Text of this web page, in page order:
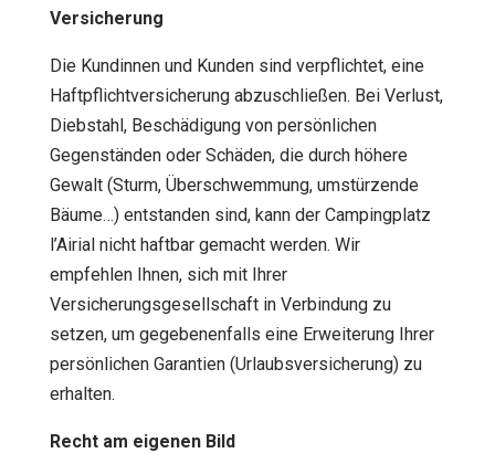
Versicherung
Die Kundinnen und Kunden sind verpflichtet, eine
Haftpflichtversicherung abzuschließen. Bei Verlust,
Diebstahl, Beschädigung von persönlichen
Gegenständen oder Schäden, die durch höhere
Gewalt (Sturm, Überschwemmung, umstürzende
Bäume…) entstanden sind, kann der Campingplatz
l’Airial nicht haftbar gemacht werden. Wir
empfehlen Ihnen, sich mit Ihrer
Versicherungsgesellschaft in Verbindung zu
setzen, um gegebenenfalls eine Erweiterung Ihrer
persönlichen Garantien (Urlaubsversicherung) zu
erhalten.
Recht am eigenen Bild